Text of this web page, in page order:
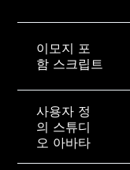
이모지 포
함 스크립트
사용자 정
의 스튜디
오 아바타